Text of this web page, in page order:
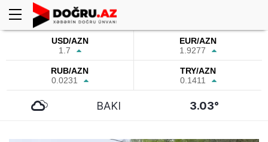
USD/AZN
1.7
EUR/AZN
1.9277
RUB/AZN
0.0231
TRY/AZN
0.1411
BAKI 3.03°